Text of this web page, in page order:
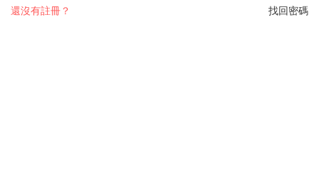
找回密碼
還沒有註冊？